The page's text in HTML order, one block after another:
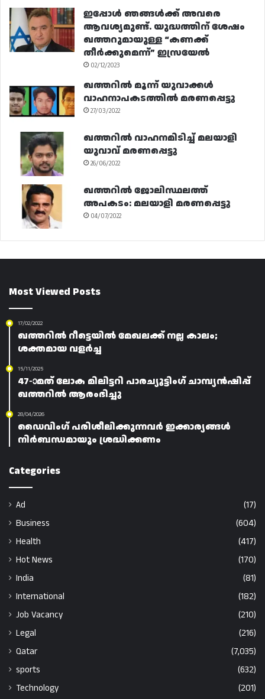
ഇപ്പോൾ ഞങ്ങൾക്ക് അവരെ
ആവശ്യമുണ്ട്. യുദ്ധത്തിന് ശേഷം
ഖത്തറുമായുള്ള “കണക്ക്
തീർക്കുമെന്ന്” ഇസ്രയേൽ
02/12/2023
ഖത്തറിൽ മൂന്ന് യുവാക്കൾ
വാഹനാപകടത്തിൽ മരണപ്പെട്ടു
27/03/2022
ഖത്തറിൽ വാഹനമിടിച്ച് മലയാളി
യുവാവ് മരണപ്പെട്ടു
26/06/2022
ഖത്തറിൽ ജോലിസ്ഥലത്ത്
അപകടം: മലയാളി മരണപ്പെട്ടു
04/07/2022
Most Viewed Posts
17/02/2022
ഖത്തറിൽ റീട്ടെയിൽ മേഖലക്ക് നല്ല കാലം;
ശക്തമായ വളർച്ച
15/11/2025
47-ാമത് ലോക മിലിട്ടറി പാരച്യൂട്ടിംഗ് ചാമ്പ്യൻഷിപ്പ്
ഖത്തറിൽ ആരംഭിച്ചു
28/04/2026
ഡൈവിംഗ് പരിശീലിക്കുന്നവർ ഇക്കാര്യങ്ങൾ
നിർബന്ധമായും ശ്രദ്ധിക്കണം
Categories
Ad
(17)
Business
(604)
Health
(417)
Hot News
(170)
India
(81)
International
(182)
Job Vacancy
(210)
Legal
(216)
Qatar
(7,035)
sports
(632)
Technology
(201)